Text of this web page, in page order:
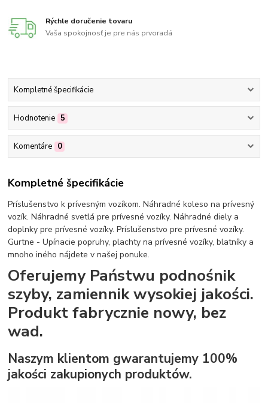
Rýchle doručenie tovaru
Vaša spokojnosť je pre nás prvoradá
Kompletné špecifikácie
Hodnotenie 5
Komentáre 0
Kompletné špecifikácie
Príslušenstvo k prívesným vozíkom. Náhradné koleso na prívesný
vozík. Náhradné svetlá pre prívesné vozíky. Náhradné diely a
doplnky pre prívesné vozíky. Príslušenstvo pre prívesné vozíky.
Gurtne - Upínacie popruhy, plachty na prívesné vozíky, blatníky a
mnoho iného nájdete v našej ponuke.
Oferujemy Państwu podnośnik
szyby, zamiennik wysokiej jakości.
Produkt fabrycznie nowy, bez
wad.
Naszym klientom gwarantujemy 100%
jakości zakupionych produktów.